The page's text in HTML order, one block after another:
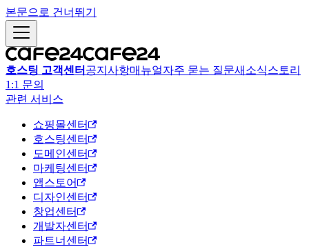
본문으로 건너뛰기
호스팅 고객센터 공지사항매뉴얼자주 묻는 질문새소식스토리
1:1 문의
관련 서비스
쇼핑몰센터
호스팅센터
도메인센터
마케팅센터
앱스토어
디자인센터
창업센터
개발자센터
파트너센터